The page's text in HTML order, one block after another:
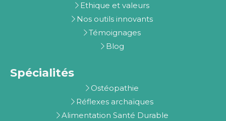
Ethique et valeurs
Nos outils innovants
Témoignages
Blog
Spécialités
Ostéopathie
Réflexes archaïques
Alimentation Santé Durable